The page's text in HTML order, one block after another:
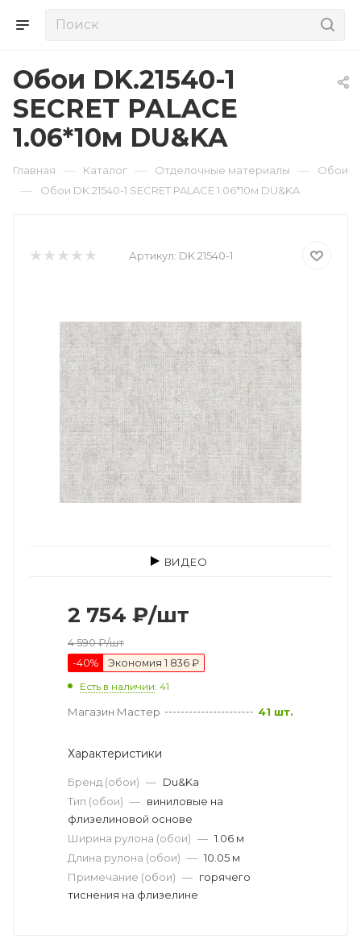
Обои DK.21540-1
SECRET PALACE
1.06*10м DU&KA
Главная — Каталог — Отделочные материалы — Обои
— Обои DK.21540-1 SECRET PALACE 1.06*10м DU&KA
Артикул: DK.21540-1
ВИДЕО
2 754 ₽/шт
4 590₽/шт
-40% Экономия 1 836 ₽
Есть в наличии: 41
Магазин Мастер 41 шт.
Характеристики
Бренд (обои) — Du&Ka
Тип (обои) — виниловые на
флизелиновой основе
Ширина рулона (обои) — 1.06 м
Длина рулона (обои) — 10.05 м
Примечание (обои) — горячего
тиснения на флизелине